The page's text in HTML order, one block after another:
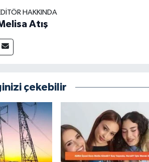
HAKKINDA
Atış
çekebilir